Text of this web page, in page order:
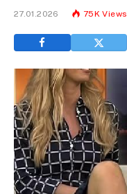
27.01.2026 75KViews